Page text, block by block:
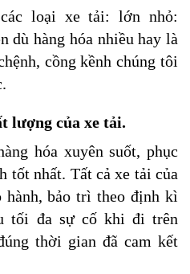
loại xe tải: lớn nhỏ:
dù hàng hóa nhiều hay là
cồng kềnh chúng tôi
lượng của xe tải.
hóa xuyên suốt, phục
tốt nhất. Tất cả xe tải của
hành, bảo trì theo định kì
tối đa sự cố khi đi trên
thời gian đã cam kết